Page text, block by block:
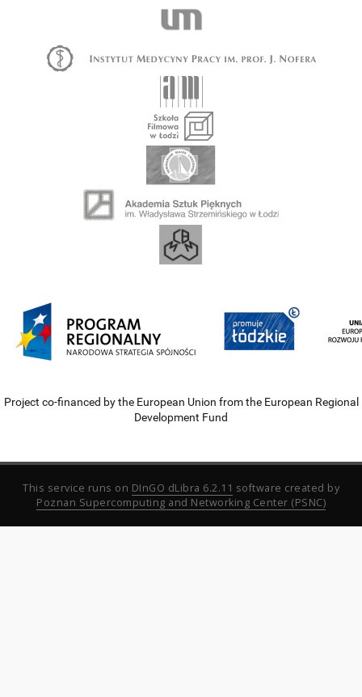
Project co-financed by the European Union from the European Regional
Development Fund
This service runs on DInGO dLibra 6.2.11 software created by
Poznan Supercomputing and Networking Center (PSNC)